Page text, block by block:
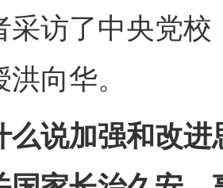
采访了中央党
向华。
加强和改进